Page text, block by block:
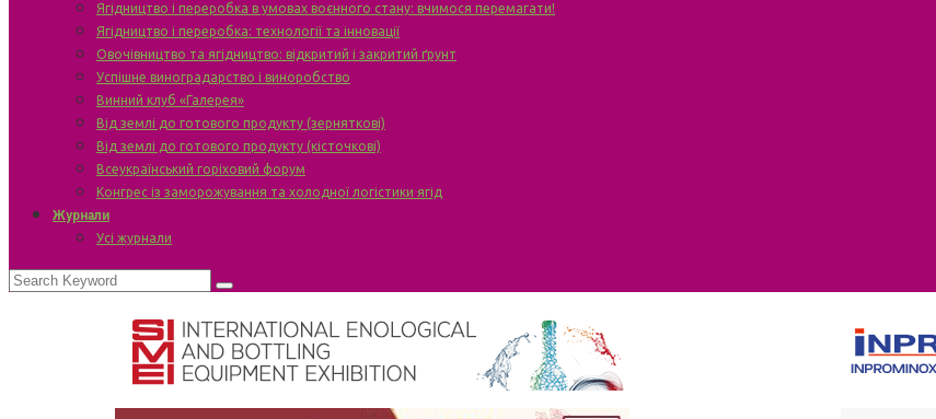
Ягідництво і переробка в умовах воєнного стану: вчимося перемагати!
Ягідництво і переробка: технології та інновації
Овочівництво та ягідництво: відкритий і закритий ґрунт
Успішне виноградарство і виноробство
Винний клуб «Галерея»
Від землі до готового продукту (зерняткові)
Від землі до готового продукту (кісточкові)
Всеукраїнський горіховий форум
Конгрес із заморожування та холодної логістики ягід
Журнали
Усі журнали